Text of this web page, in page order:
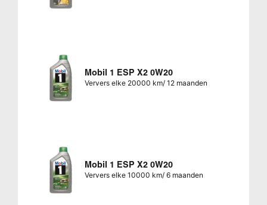
Mobil 1 ESP X2 0W20
Ververs elke 20000 km/ 12 maanden
Mobil 1 ESP X2 0W20
Ververs elke 10000 km/ 6 maanden